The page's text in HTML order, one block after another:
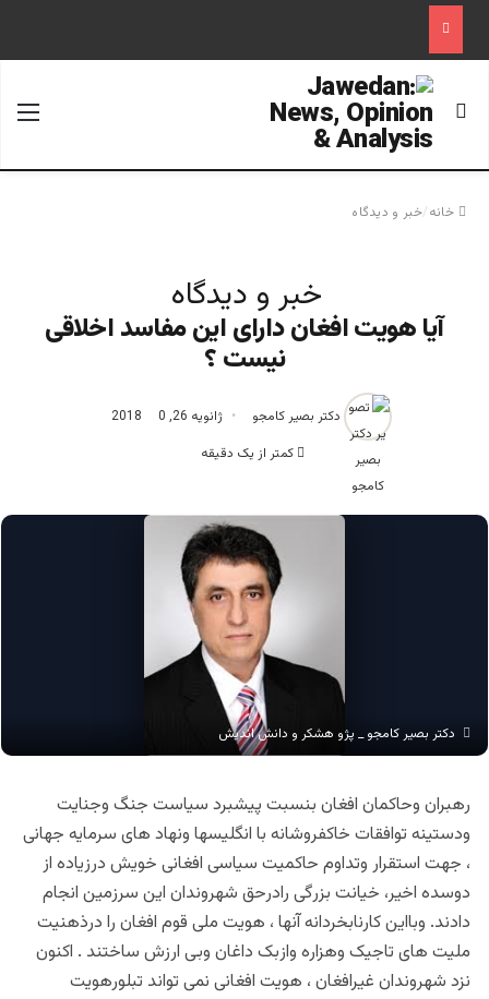
جستجو برای
خانه/خبر و دیدگاه
خبر و دیدگاه
آیا هویت افغان دارای این مفاسد اخلاقی
نیست ؟
دکتر بصیر کامجو ژانویه 26, 2018
0
کمتر از یک دقیقه
دکتر بصیر کامجو _ پژو هشکر و دانش اندیش
رهبران وحاکمان افغان بنسبت پیشبرد سیاست جنگ وجنایت
ودستینه توافقات خاکفروشانه با انگلیسها ونهاد های سرمایه جهانی
، جهت استقرار وتداوم حاکمیت سیاسی افغانی خویش درزیاده از
دوسده اخیر، خیانت بزرگی رادرحق شهروندان این سرزمین انجام
دادند. وبااین کارنابخردانه آنها ، هویت ملی قوم افغان را درذهنیت
ملیت های تاجیک وهزاره وازبک داغان وبی ارزش ساختند . اکنون
نزد شهروندان غیرافغان ، هویت افغانی نمی تواند تبلورهویت